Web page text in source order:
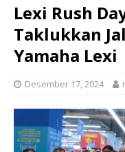
Lexi Rush
Taklukkan
Yamaha Lexi
Desember 17, 2024